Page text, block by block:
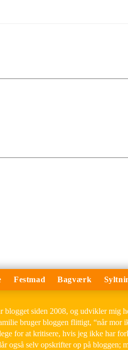
Festmad Bagværk
blogget siden 2008, og udvikler mig
bruger bloggen flittigt, “når mor
for at kritisere, hvis jeg ikke har
også selv opskrifter op på bloggen;